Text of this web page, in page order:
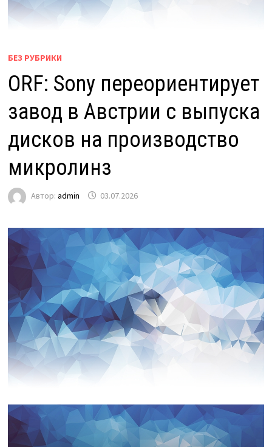
БЕЗ РУБРИКИ
ORF: Sony переориентирует
завод в Австрии с выпуска
дисков на производство
микролинз
Автор: admin 03.07.2026